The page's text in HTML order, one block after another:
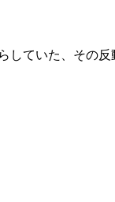
していた、その